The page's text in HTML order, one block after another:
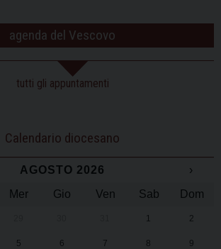
agenda del Vescovo
tutti gli appuntamenti
Calendario diocesano
AGOSTO 2026
›
Mer Gio Ven Sab Dom
1 2
5 6 7 8 9